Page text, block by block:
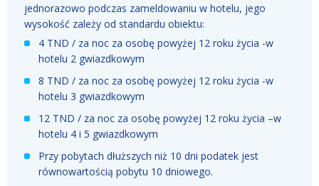
jednorazowo podczas zameldowaniu w hotelu, jego
wysokość zależy od standardu obiektu:
4 TND / za noc za osobę powyżej 12 roku życia -w
hotelu 2 gwiazdkowym
8 TND / za noc za osobę powyżej 12 roku życia -w
hotelu 3 gwiazdkowym
12 TND / za noc za osobę powyżej 12 roku życia –w
hotelu 4 i 5 gwiazdkowym
Przy pobytach dłuższych niż 10 dni podatek jest
równowartością pobytu 10 dniowego.